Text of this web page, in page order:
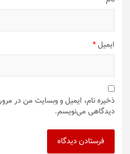
ایمیل*
ذخیره نام، ایمیل و وبسایت من در
دیدگاهی می‌نویسم.